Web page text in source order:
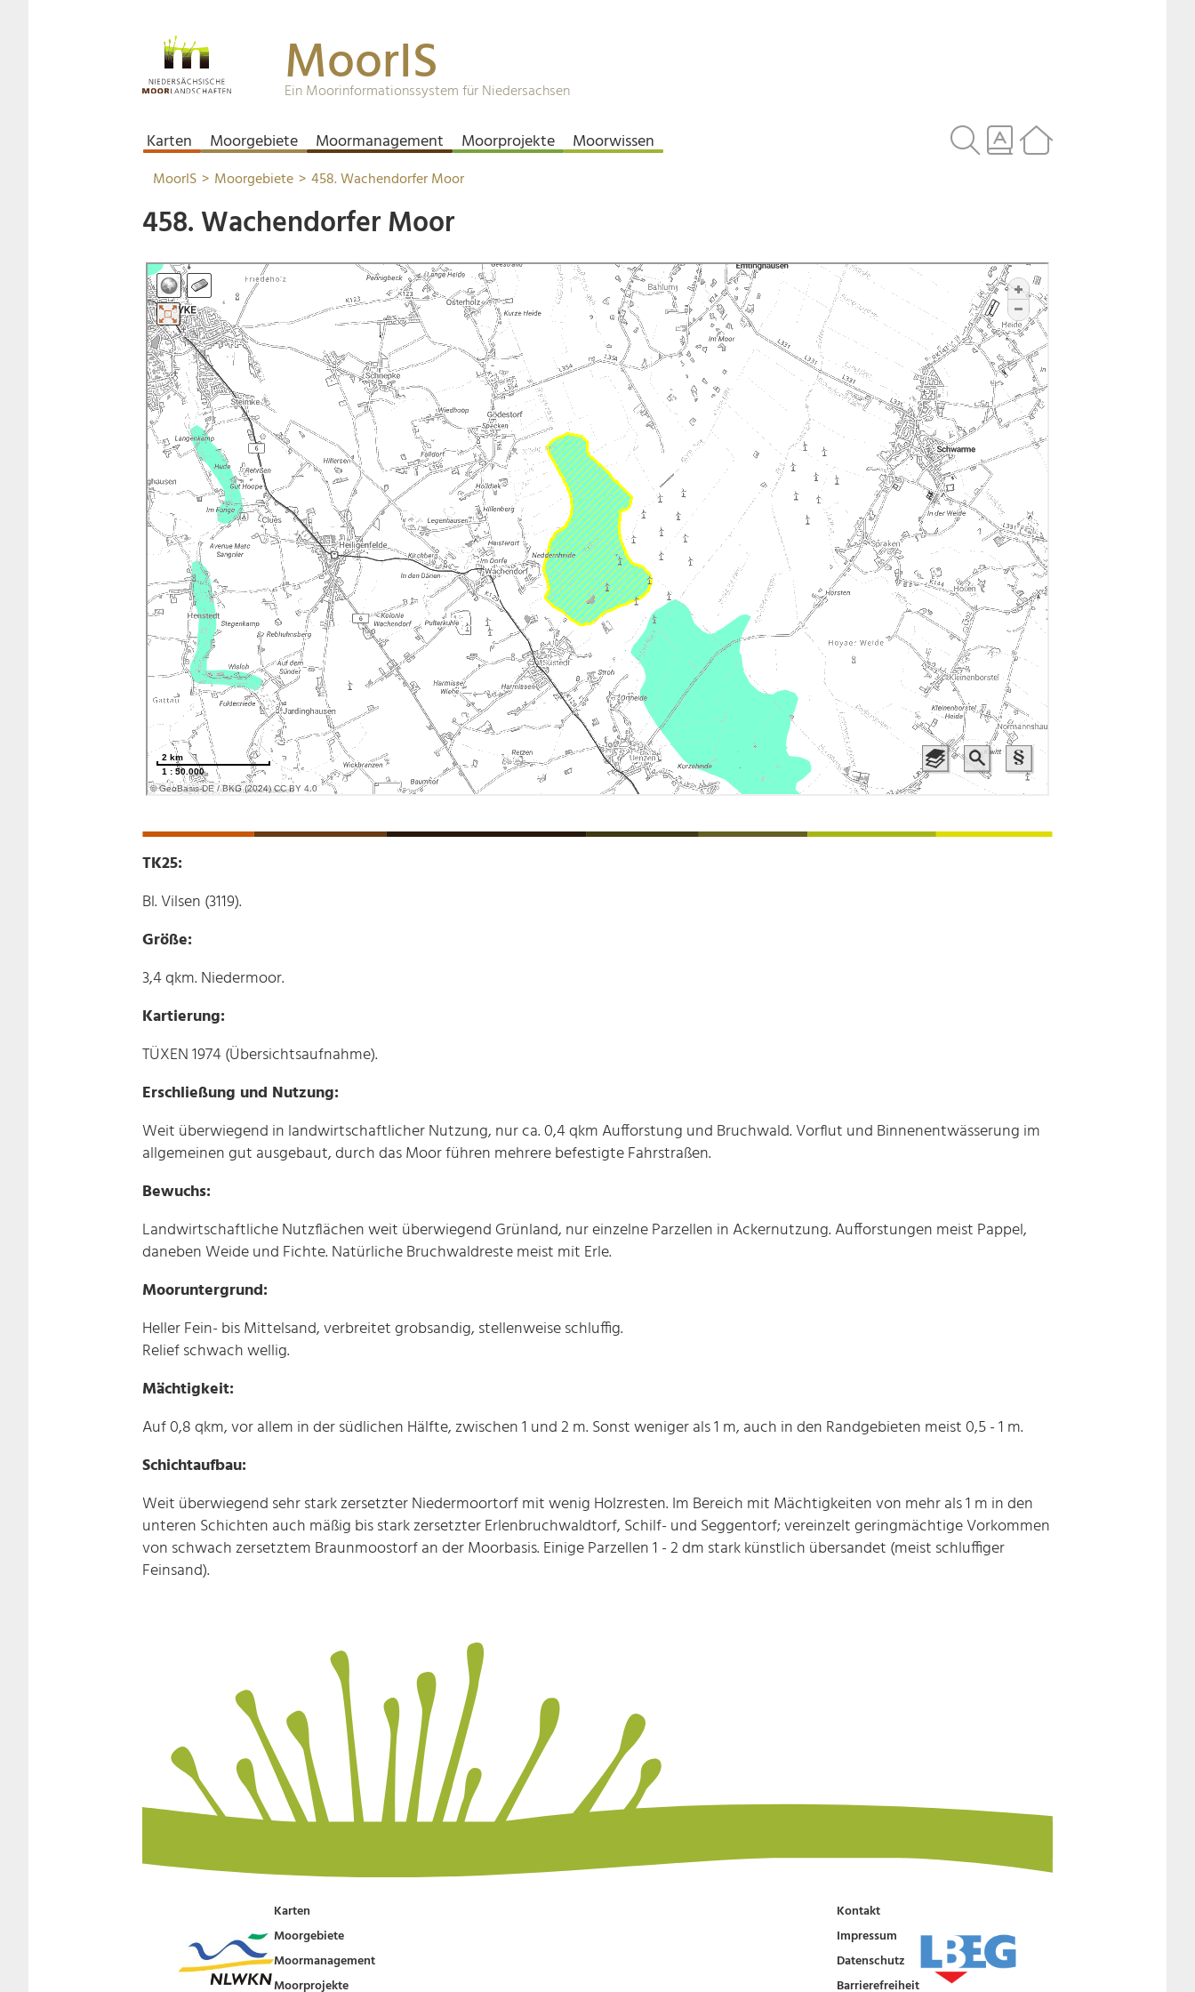
MoorIS
Ein Moorinformationssystem für Niedersachsen
Karten Moorgebiete Moormanagement Moorprojekte Moorwissen
MoorIS Moorgebiete 458. Wachendorfer Moor
458. Wachendorfer Moor
TK25:
Bl. Vilsen (3119).
Größe:
3,4 qkm. Niedermoor.
Kartierung:
TÜXEN 1974 (Übersichtsaufnahme).
Erschließung und Nutzung:
Weit überwiegend in landwirtschaftlicher Nutzung, nur ca. 0,4 qkm Aufforstung und Bruchwald. Vorflut und Binnenentwässerung im
allgemeinen gut ausgebaut, durch das Moor führen mehrere befestigte Fahrstraßen.
Bewuchs:
Landwirtschaftliche Nutzflächen weit überwiegend Grünland, nur einzelne Parzellen in Ackernutzung. Aufforstungen meist Pappel,
daneben Weide und Fichte. Natürliche Bruchwaldreste meist mit Erle.
Mooruntergrund:
Heller Fein- bis Mittelsand, verbreitet grobsandig, stellenweise schluffig.
Relief schwach wellig.
Mächtigkeit:
Auf 0,8 qkm, vor allem in der südlichen Hälfte, zwischen 1 und 2 m. Sonst weniger als 1 m, auch in den Randgebieten meist 0,5 - 1 m.
Schichtaufbau:
Weit überwiegend sehr stark zersetzter Niedermoortorf mit wenig Holzresten. Im Bereich mit Mächtigkeiten von mehr als 1 m in den
unteren Schichten auch mäßig bis stark zersetzter Erlenbruchwaldtorf, Schilf- und Seggentorf; vereinzelt geringmächtige Vorkommen
von schwach zersetztem Braunmoostorf an der Moorbasis. Einige Parzellen 1 - 2 dm stark künstlich übersandet (meist schluffiger
Feinsand).
Karten
Moorgebiete
Moormanagement
Moorprojekte
Kontakt
Impressum
Datenschutz
Barrierefreiheit